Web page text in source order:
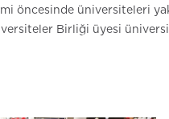
öncesinde üniversiteleri
Birliği üyesi